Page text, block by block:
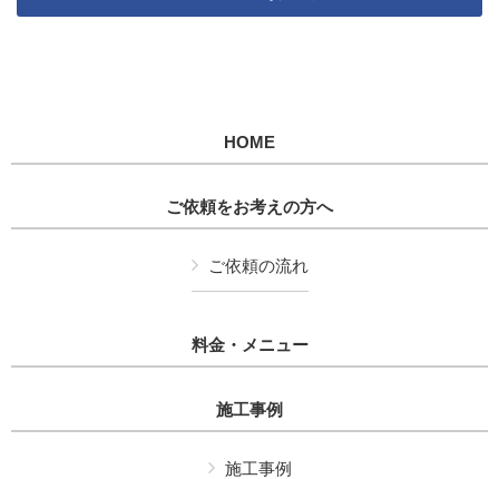
HOME
ご依頼をお考えの方へ
ご依頼の流れ
料金・メニュー
施工事例
施工事例